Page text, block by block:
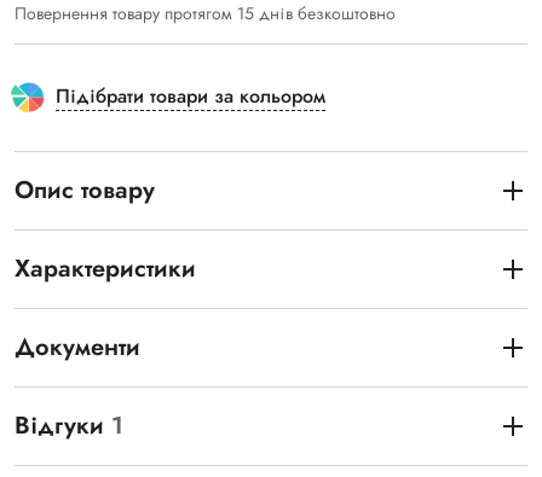
Повернення товару протягом 15 днів безкоштовно
Підібрати товари за кольором
Опис товару
Характеристики
Документи
Відгуки 1